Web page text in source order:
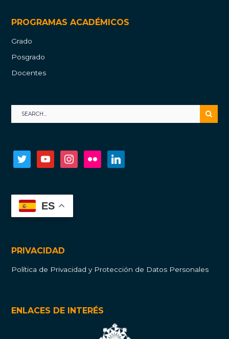
PROGRAMAS ACADÉMICOS
Grado
Posgrado
Docentes
twitter youtube instagramflickr
ES
PRIVACIDAD
Política de Privacidad y Protección de Datos Personales
ENLACES DE INTERÉS